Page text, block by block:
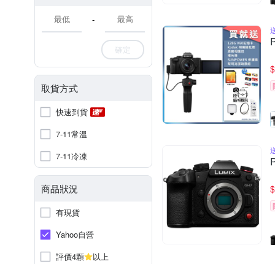
-
確定
取貨方式
快速到貨
7-11常溫
7-11冷凍
商品狀況
有現貨
Yahoo自營
評價4顆
以上
$
$